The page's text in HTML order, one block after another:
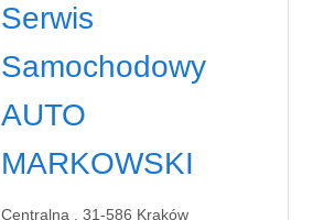
Serwis
Samochodowy
AUTO
MARKOWSKI
Centralna , 31-586 Kraków